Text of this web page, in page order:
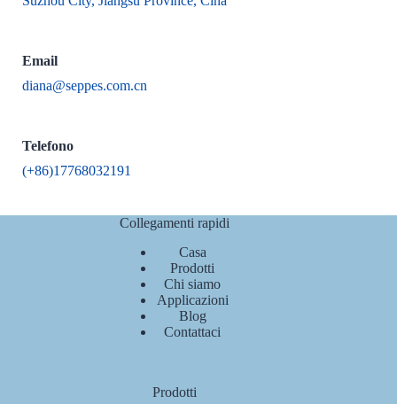
Email
diana@seppes.com.cn
Telefono
(+86)17768032191
Collegamenti rapidi
Casa
Prodotti
Chi siamo
Applicazioni
Blog
Contattaci
Prodotti